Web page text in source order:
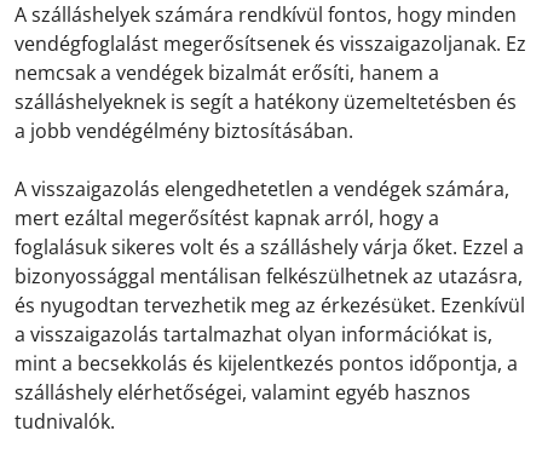
A szálláshelyek számára rendkívül fontos, hogy minden
vendégfoglalást megerősítsenek és visszaigazoljanak. Ez
nemcsak a vendégek bizalmát erősíti, hanem a
szálláshelyeknek is segít a hatékony üzemeltetésben és
a jobb vendégélmény biztosításában.
A visszaigazolás elengedhetetlen a vendégek számára,
mert ezáltal megerősítést kapnak arról, hogy a
foglalásuk sikeres volt és a szálláshely várja őket. Ezzel a
bizonyossággal mentálisan felkészülhetnek az utazásra,
és nyugodtan tervezhetik meg az érkezésüket. Ezenkívül
a visszaigazolás tartalmazhat olyan információkat is,
mint a becsekkolás és kijelentkezés pontos időpontja, a
szálláshely elérhetőségei, valamint egyéb hasznos
tudnivalók.